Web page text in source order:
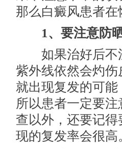
那么白癜风患者
1、要注意防晒
如果治好后不
紫外线依然会灼
就出现复发的可
所以患者一定要
查以外，还要记
现的复发率会很高